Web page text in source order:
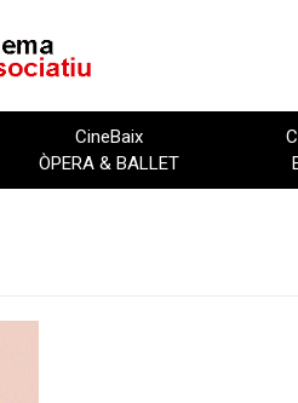
CineBaix
ÒPERA & BALLET